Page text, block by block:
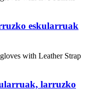
eskularruak
larruzko